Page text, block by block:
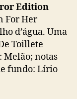
Edition
For Her
d’água. Uma
Toillete
Melão; notas
fundo: Lírio